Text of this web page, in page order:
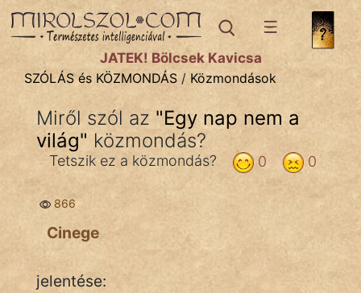
SZÓLÁS ÉS KÖZMONDÁStémák:
Bibliai
Közmondások
Szállóigék
Szóláscsoportok
Szólások
JÁTÉK! Bölcsek Kavicsa
SZÓLÁS és KÖZMONDÁS / Közmondások
Miről szól az "Egy nap nem a
világ" közmondás?
0
0
Tetszik ez a közmondás?
866
Cinege
jelentése: